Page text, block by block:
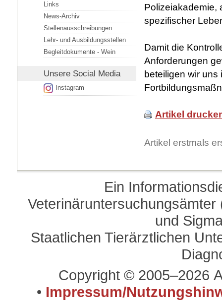
Links
News-Archiv
Stellenausschreibungen
Lehr- und Ausbildungsstellen
Begleitdokumente - Wein
Unsere Social Media
Instagram
Polizeiakademie,
spezifischer
Damit die
Anforderungen
beteiligen wir
Artikel
Artikel erstmals
Ein
und
Staatlichen Tierärztlichen
Copyright © 2005–2026
• Impressum/